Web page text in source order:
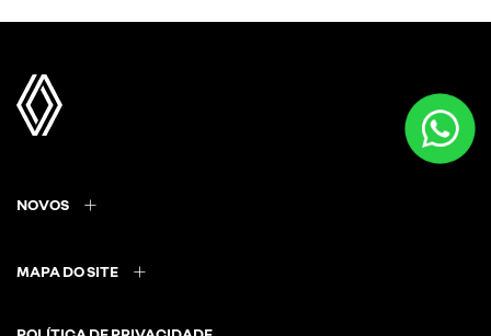
NOVOS
MAPA DO SITE